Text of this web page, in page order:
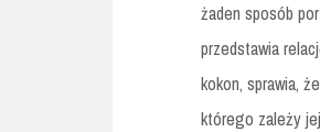
żaden sposób
przedstawia
kokon, sprawia,
którego zależy